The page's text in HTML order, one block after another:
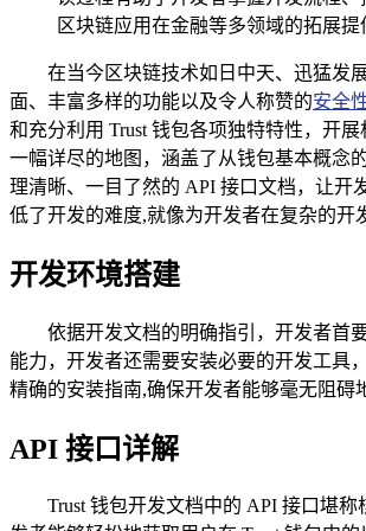
区块链应用在金融等多领域的拓展提
在当今区块链技术如日中天、迅猛发
面、丰富多样的功能以及令人称赞的安全
和充分利用 Trust 钱包各项独特特性，开
一幅详尽的地图，涵盖了从钱包基本概念
理清晰、一目了然的 API 接口文档，让开
低了开发的难度,就像为开发者在复杂的开
开发环境搭建
依据开发文档的明确指引，开发者首
能力，开发者还需要安装必要的开发工具
精确的安装指南,确保开发者能够毫无阻碍
API 接口详解
Trust 钱包开发文档中的 API 接口堪